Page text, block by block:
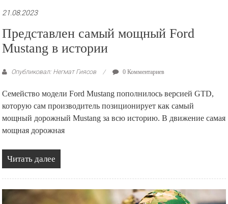
21.08.2023
Представлен самый мощный Ford
Mustang в истории
Опубликовал: Негмат Гиясов 0 Комментариев
Семейство модели Ford Mustang пополнилось версией GTD,
которую сам производитель позиционирует как самый
мощный дорожный Mustang за всю историю. В движение самая
мощная дорожная
Читать далее